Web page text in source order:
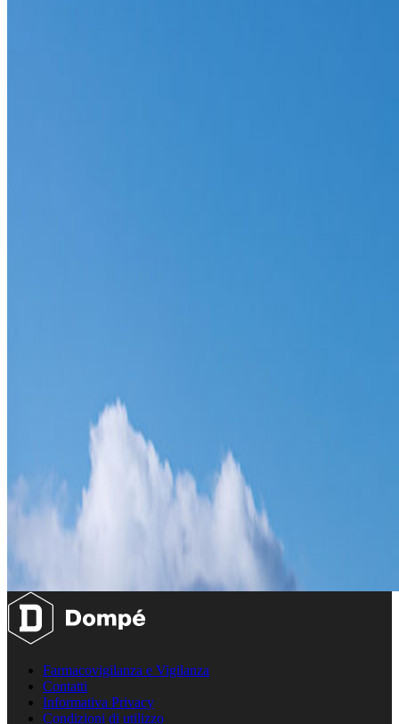
Farmacovigilanza e Vigilanza
Contatti
Informativa Privacy
Condizioni di utilizzo